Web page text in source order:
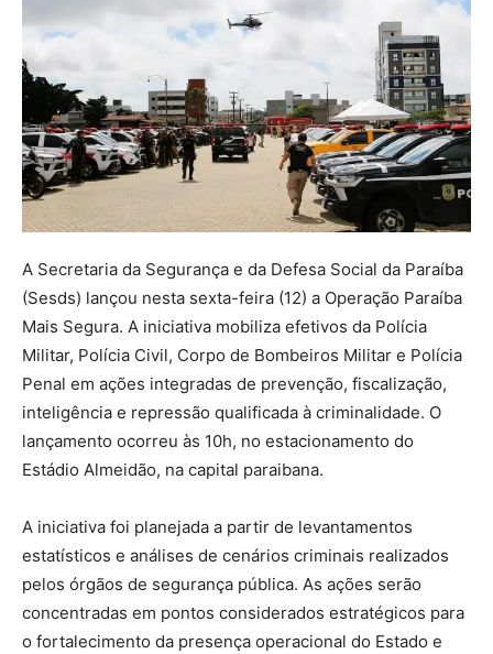
A Secretaria da Segurança e da Defesa Social da Paraíba
(Sesds) lançou nesta sexta-feira (12) a Operação Paraíba
Mais Segura. A iniciativa mobiliza efetivos da Polícia
Militar, Polícia Civil, Corpo de Bombeiros Militar e Polícia
Penal em ações integradas de prevenção, fiscalização,
inteligência e repressão qualificada à criminalidade. O
lançamento ocorreu às 10h, no estacionamento do
Estádio Almeidão, na capital paraibana.
A iniciativa foi planejada a partir de levantamentos
estatísticos e análises de cenários criminais realizados
pelos órgãos de segurança pública. As ações serão
concentradas em pontos considerados estratégicos para
o fortalecimento da presença operacional do Estado e